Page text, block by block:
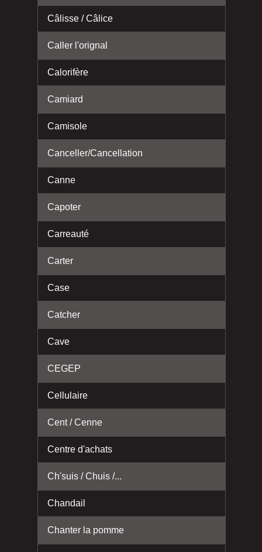
Câlisse / Câlice
Caller l'orignal
Calorifère
Camiard
Camisole
Canceller/Cancellation
Canne
Capoter
Carreauté
Carter
Case
Catcher
Cave
CEGEP
Cellulaire
Cent / Cenne
Centre d'achats
Ch'suis / Chuis /...
Chandail
Chanter la pomme